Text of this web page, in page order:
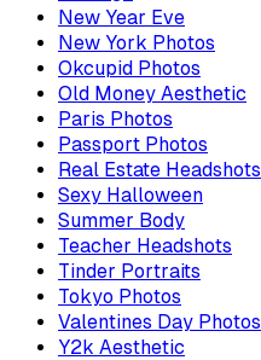
New Year Eve
New York Photos
Okcupid Photos
Old Money Aesthetic
Paris Photos
Passport Photos
Real Estate Headshots
Sexy Halloween
Summer Body
Teacher Headshots
Tinder Portraits
Tokyo Photos
Valentines Day Photos
Y2k Aesthetic